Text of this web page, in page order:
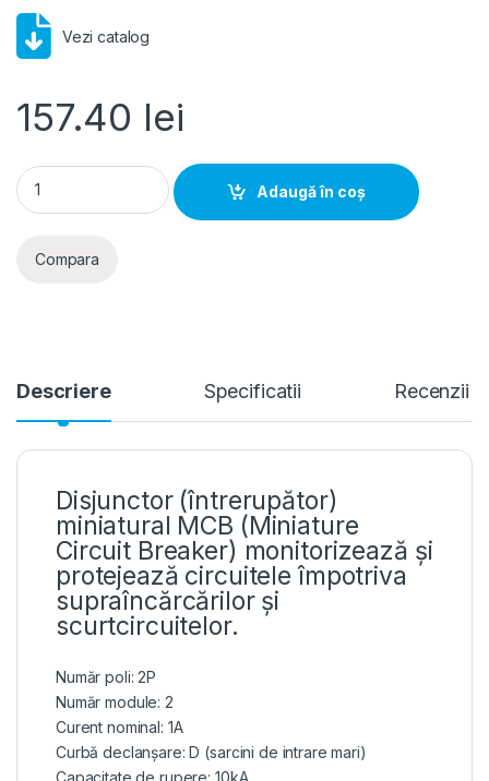
Vezi catalog
157.40 lei
Hager MCB- Disjunctor 2P, 1A, 10kA, curba D, 2M, Bi-
Adaugă în coș
Compara
Descriere Specificatii Recenzii
Disjunctor (întrerupător)
miniatural MCB (Miniature
Circuit Breaker) monitorizează și
protejează circuitele împotriva
supraîncărcărilor și
scurtcircuitelor.
Număr poli: 2P
Număr module: 2
Curent nominal: 1A
Curbă declanșare: D (sarcini de intrare mari)
Capacitate de rupere: 10kA